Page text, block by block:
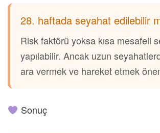
28. haftada seyahat edilebilir
Risk faktörü yoksa kısa mesafeli
yapılabilir. Ancak uzun
ara vermek ve hareket etmek
Sonuç